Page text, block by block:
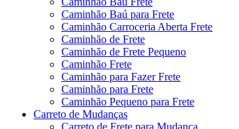
Caminhão Baú para Frete
Caminhão Carroceria Aberta Frete
Caminhão de Frete
Caminhão de Frete Pequeno
Caminhão Frete
Caminhão para Fazer Frete
Caminhão para Frete
Caminhão Pequeno para Frete
Carreto de Mudanças
Carreto de Frete para Mudança